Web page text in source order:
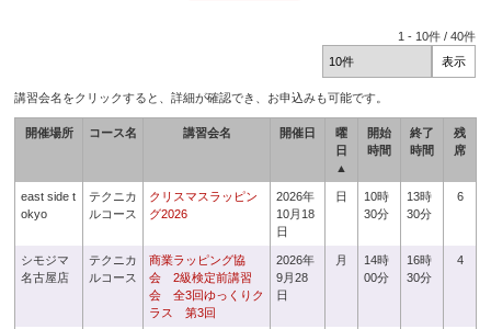
1 - 10件 /40件
講習会名をクリックすると、詳細が確認でき、お申込みも可能です。
開催場所 コース名 講習会名 開催日
曜
日
▲
開始
時間
終了
時間
残
席
east side t
okyo
テクニカ
ルコース
クリスマスラッピン
グ2026
2026年
10月18
日
日
10時
30分
13時
30分
6
シモジマ
名古屋店
テクニカ
ルコース
商業ラッピング協
会 2級検定前講習
会 全3回ゆっくりク
ラス 第3回
2026年
9月28
日
月
14時
00分
16時
30分
4